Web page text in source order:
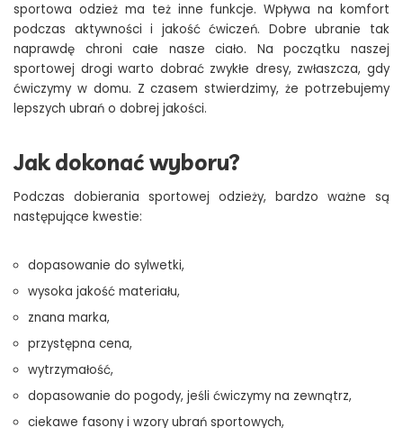
sportowa odzież ma też inne funkcje. Wpływa na komfort
podczas aktywności i jakość ćwiczeń. Dobre ubranie tak
naprawdę chroni całe nasze ciało. Na początku naszej
sportowej drogi warto dobrać zwykłe dresy, zwłaszcza, gdy
ćwiczymy w domu. Z czasem stwierdzimy, że potrzebujemy
lepszych ubrań o dobrej jakości.
Jak dokonać wyboru?
Podczas dobierania sportowej odzieży, bardzo ważne są
następujące kwestie:
dopasowanie do sylwetki,
wysoka jakość materiału,
znana marka,
przystępna cena,
wytrzymałość,
dopasowanie do pogody, jeśli ćwiczymy na zewnątrz,
ciekawe fasony i wzory ubrań sportowych,